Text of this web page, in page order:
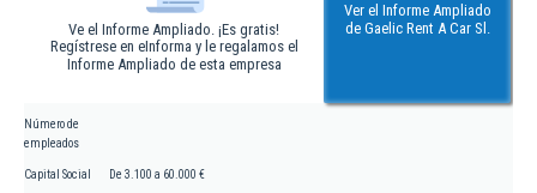
Ve el Informe Ampliado. ¡Es gratis!
Regístrese en eInforma y le regalamos el
Informe Ampliado de esta empresa
Ver el Informe Ampliado
de Gaelic Rent A Car Sl.
Número de
empleados
Capital Social De 3.100 a 60.000 €